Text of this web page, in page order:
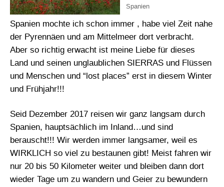
Spanien
Spanien mochte ich schon immer , habe viel Zeit nahe
der Pyrennäen und am Mittelmeer dort verbracht.
Aber so richtig erwacht ist meine Liebe für dieses
Land und seinen unglaublichen SIERRAS und Flüssen
und Menschen und “lost places” erst in diesem Winter
und Frühjahr!!!
Seid Dezember 2017 reisen wir ganz langsam durch
Spanien, hauptsächlich im Inland…und sind
berauscht!!! Wir werden immer langsamer, weil es
WIRKLICH so viel zu bestaunen gibt! Meist fahren wir
nur 20 bis 50 Kilometer weiter und bleiben dann dort
wieder Tage um zu wandern und Geier zu bewundern